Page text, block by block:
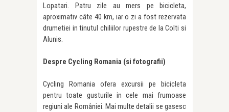
Lopatari. Patru zile au mers pe bicicleta,
aproximativ câte 40 km, iar o zi a fost rezervata
drumetiei in tinutul chiliilor rupestre de la Colti si
Alunis.
Despre Cycling Romania (si fotografii)
Cycling Romania ofera excursii pe bicicleta
pentru toate gusturile in cele mai frumoase
regiuni ale României. Mai multe detalii se gasesc